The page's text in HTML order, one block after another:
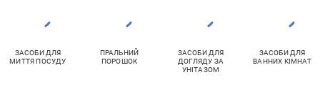
ЗАСОБИ ДЛЯ
МИТТЯ ПОСУДУ
ПРАЛЬНИЙ
ПОРОШОК
ЗАСОБИ ДЛЯ
ДОГЛЯДУ ЗА
УНІТАЗОМ
ЗАСОБИ ДЛЯ
ВАННИХ КІМНАТ